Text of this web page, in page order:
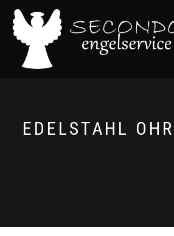
EDELSTAHL